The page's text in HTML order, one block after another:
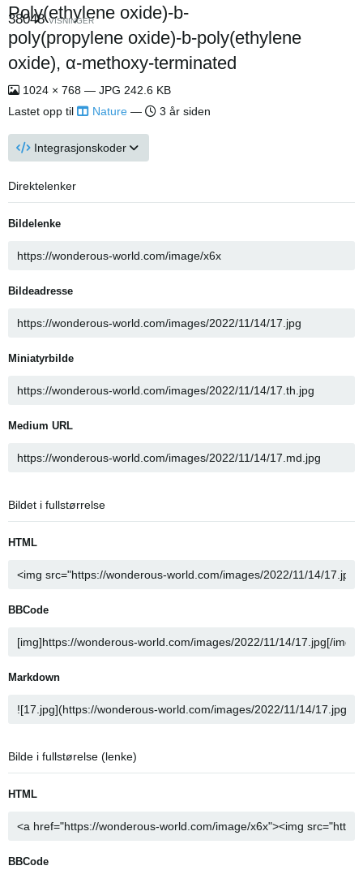
Poly(ethylene oxide)-b-
poly(propylene oxide)-b-poly(ethylene
oxide), α-methoxy-terminated
38048VISNINGER
1024 × 768 — JPG 242.6 KB
Lastet opp til
Nature — 3 år siden
Integrasjonskoder
Direktelenker
Bildelenke
Bildeadresse
Miniatyrbilde
Medium URL
Bildet i fullstørrelse
HTML
BBCode
Markdown
Bilde i fullstørelse (lenke)
HTML
BBCode